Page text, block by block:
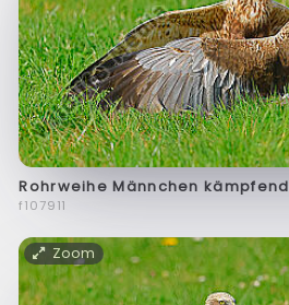
Rohrweihe Männchen kämpfend
f107911
Zoom